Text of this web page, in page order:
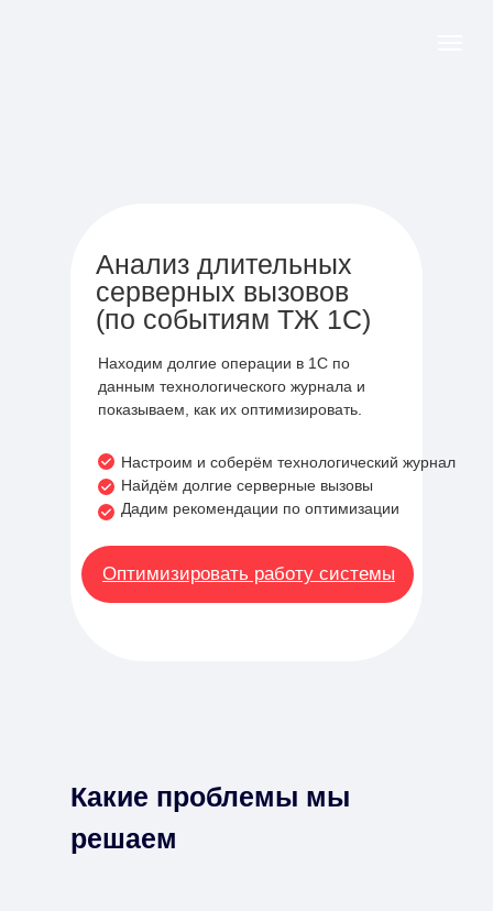
Настроим и соберём технологический журнал
Найдём долгие серверные вызовы
Дадим рекомендации по оптимизации
Анализ длительных
серверных вызовов
(по событиям ТЖ 1С)
Находим долгие операции в 1С по
данным технологического журнала и
показываем, как их оптимизировать.
Оптимизировать работу системы
Какие проблемы мы
решаем